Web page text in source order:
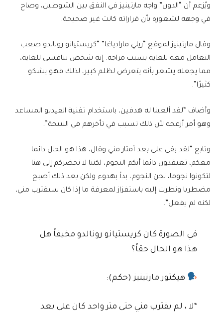
ويُزعم أن “الدون” واجه مارتينيز في النفق بين الشوطين، وصاح
في وجهه لشعوره بأن قراراته كانت غير صحيحة.
وقال مارتينيز لموقع “ريلي مارادياغا” “كريستيانو رونالدو صعب
التعامل معه للغاية بسبب مزاجه. إنه شخص تنافسي للغاية،
مما يجعله يشعر بأنه يتعرض لظلم كبير، لذلك فهو يشكو
كثيرًا”.
وأضاف “لقد ألغينا له هدفين، باستخدام تقنية الفيديو المساعد
وهو أمر أزعجه لأن ذلك تسبب في تأخرهم في النتيجة”.
وتابع “لقد بقي على بعد أمتار مني وقال، هذا هو الحال دائما
معكم، تعتقدون دائما أنكم النجوم، لكننا لا نحضركم إلى هنا
لتكونوا نجوما، نحن النجوم، بدأ بهدوء ولكن بعد ذلك أصبح
مضطربا ونظرت إليه باستفزاز لمعرفة ما إذا كان سيقترب مني،
لكنه لم يفعل”.
في الصورة كان كريستيانو رونالدو مخيفاً هل
هذا هو الحال حقاً؟
هيكتور مارتينيز (حكم):
“لا ، لم يقترب مني حتى متر واحد كان على بعد